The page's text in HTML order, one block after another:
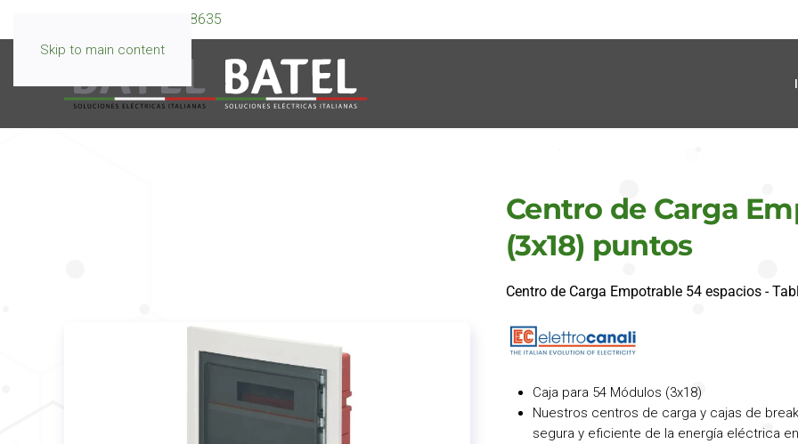
Skip to main content
099 595 8635
Centro de Carga
(3x18) puntos
Centro de Carga Empotrable 54 espacios -
Caja para 54 Módulos (3x18)
Nuestros centros de carga y cajas de
segura y eficiente de la energía eléctrica